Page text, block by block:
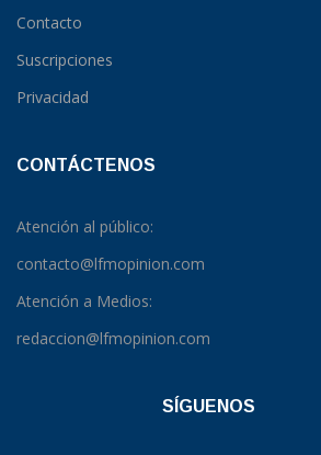
Contacto
Suscripciones
Privacidad
CONTÁCTENOS
Atención al público:
contacto@lfmopinion.com
Atención a Medios:
redaccion@lfmopinion.com
SÍGUENOS